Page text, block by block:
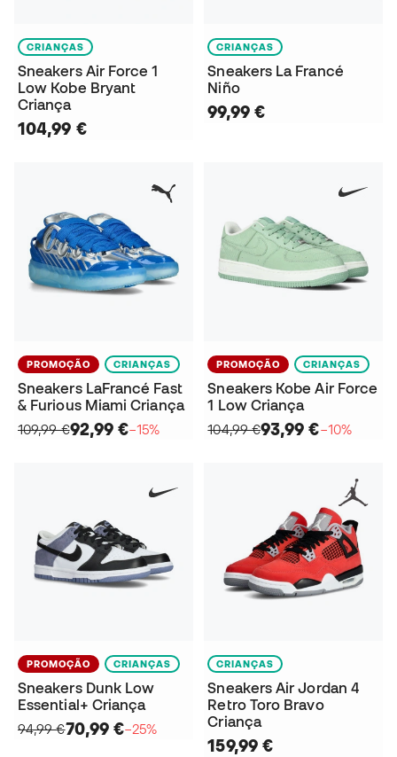
CRIANÇAS
Sneakers Air Force 1
Low Kobe Bryant
Criança
104,99 €
CRIANÇAS
Sneakers La Francé
Niño
99,99 €
PROMOÇÃO CRIANÇAS
Sneakers LaFrancé Fast
& Furious Miami Criança
109,99 €92,99 €−15%
PROMOÇÃO CRIANÇAS
Sneakers Kobe Air Force
1 Low Criança
104,99 €93,99 €−10%
PROMOÇÃO CRIANÇAS
Sneakers Dunk Low
Essential+ Criança
94,99 €70,99 €−25%
CRIANÇAS
Sneakers Air Jordan 4
Retro Toro Bravo
Criança
159,99 €